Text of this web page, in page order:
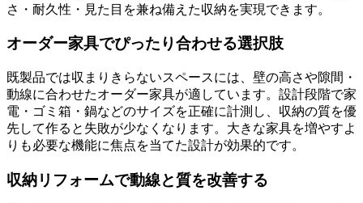
さ・耐久性・見た目を兼ね備えた収納を実現できます。
オーダー家具でぴったり合わせる選択肢
既製品では収まりきらないスペースには、壁の高さや隙間・
動線に合わせたオーダー家具が適しています。設計段階で家
電・ゴミ箱・鍋などのサイズを正確に計測し、収納の質を優
先して作ると失敗が少なくなります。大きな家具を増やすよ
りも必要な機能に焦点を当てた設計が効果的です。
収納リフォームで動線と質を改善する